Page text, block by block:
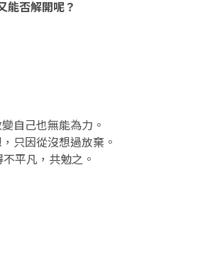
能否解開呢？
自己也無能為力。
只因從沒想過放棄。
平凡，共勉之。